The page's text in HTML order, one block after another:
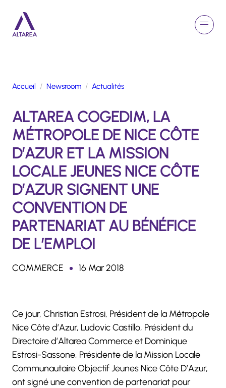
Menu
ACTIVITÉS
ENGAGEMENTS
TALENTS
FINANCE
NEWSROOM
PORTFOLIO
Rechercher
Accueil Newsroom Actualités
ALTAREA COGEDIM, LA
MÉTROPOLE DE NICE CÔTE
D’AZUR ET LA MISSION
LOCALE JEUNES NICE CÔTE
D’AZUR SIGNENT UNE
CONVENTION DE
PARTENARIAT AU BÉNÉFICE
DE L’EMPLOI
COMMERCE 16 Mar 2018
Ce jour, Christian Estrosi, Président de la Métropole
Nice Côte d’Azur, Ludovic Castillo, Président du
Directoire d’Altarea Commerce et Dominique
Estrosi-Sassone, Présidente de la Mission Locale
Communautaire Objectif Jeunes Nice Côte D’Azur,
ont signé une convention de partenariat pour